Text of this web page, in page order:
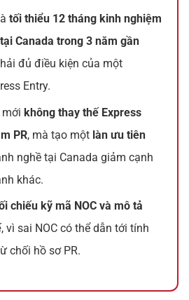
tối thiểu 12 tháng kinh nghiệm
Canada trong 3 năm gần
đủ điều kiện của một
Entry.
mớikhông thay thế Express
PR, mà tạo một làn ưu tiên
nghề tại Canada giảm cạnh
khác.
chiếu kỹ mã NOC và mô tả
, vì sai NOC có thể dẫn tới tính
chối hồ sơ PR.